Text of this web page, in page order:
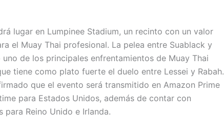
lugar en Lumpinee Stadium, un recinto con un valor
el Muay Thai profesional. La pelea entre Suablack y
de los principales enfrentamientos de Muay Thai
tiene como plato fuerte el duelo entre Lessei y Rabah.
que el evento será transmitido en Amazon Prime
para Estados Unidos, además de contar con
Reino Unido e Irlanda.